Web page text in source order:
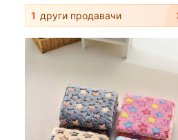
1 други продавачи